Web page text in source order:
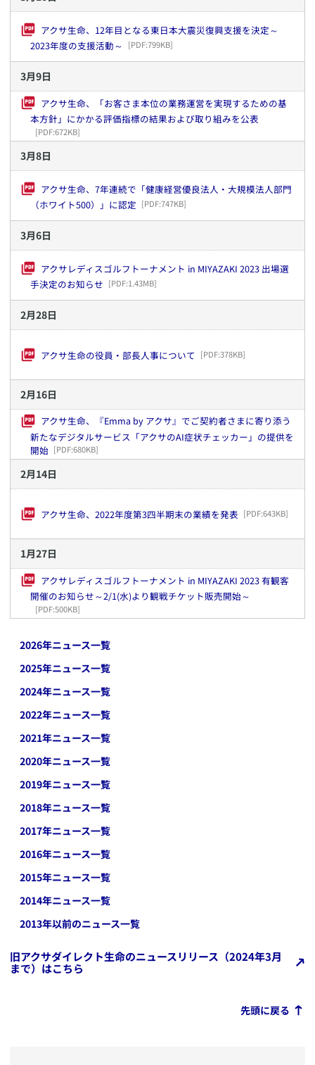
アクサ生命、12年目となる東日本大震災復興支援を決定～
2023年度の支援活動～
[PDF:799KB]
3月9日
アクサ生命、「お客さま本位の業務運営を実現するための基
本方針」にかかる評価指標の結果および取り組みを公表
[PDF:672KB]
3月8日
アクサ生命、7年連続で「健康経営優良法人・大規模法人部門
（ホワイト500）」に認定 [PDF:747KB]
3月6日
アクサレディスゴルフトーナメント in MIYAZAKI 2023 出場選
手決定のお知らせ [PDF:1.43MB]
2月28日
アクサ生命の役員・部長人事について [PDF:378KB]
2月16日
アクサ生命、『Emma by アクサ』でご契約者さまに寄り添う
新たなデジタルサービス「アクサのAI症状チェッカー」の提供を
開始 [PDF:680KB]
2月14日
アクサ生命、2022年度第3四半期末の業績を発表 [PDF:643KB]
1月27日
アクサレディスゴルフトーナメント in MIYAZAKI 2023 有観客
開催のお知らせ～2/1(水)より観戦チケット販売開始～
[PDF:500KB]
2026年ニュース一覧
2025年ニュース一覧
2024年ニュース一覧
2022年ニュース一覧
2021年ニュース一覧
2020年ニュース一覧
2019年ニュース一覧
2018年ニュース一覧
2017年ニュース一覧
2016年ニュース一覧
2015年ニュース一覧
2014年ニュース一覧
2013年以前のニュース一覧
旧アクサダイレクト生命のニュースリリース（2024年3月
まで）はこちら
先頭に戻る